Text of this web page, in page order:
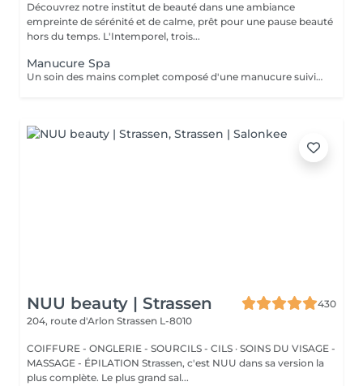
Découvrez notre institut de beauté dans une ambiance
empreinte de sérénité et de calme, prêt pour une pause beauté
hors du temps. L'Intemporel, trois...
Manucure Spa
Un soin des mains complet composé d'une manucure suivie d'un gommage et pour terminer un bain de paraffine pour des mains douces et lisses.
NUU beauty | Strassen
430
204, route d'Arlon Strassen L-8010
COIFFURE - ONGLERIE - SOURCILS - CILS · SOINS DU VISAGE -
MASSAGE - ÉPILATION Strassen, c'est NUU dans sa version la
plus complète. Le plus grand sal...